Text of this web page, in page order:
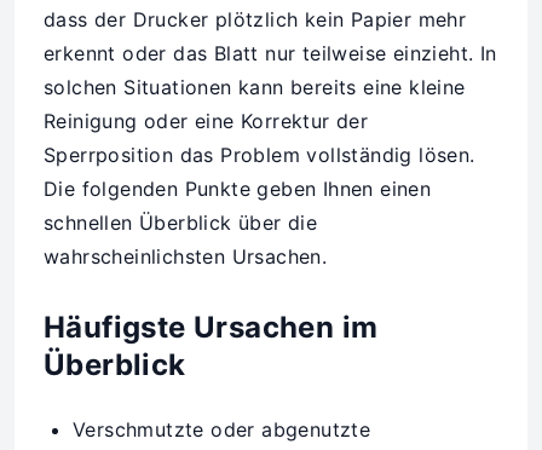
dass der Drucker plötzlich kein Papier mehr
erkennt oder das Blatt nur teilweise einzieht. In
solchen Situationen kann bereits eine kleine
Reinigung oder eine Korrektur der
Sperrposition das Problem vollständig lösen.
Die folgenden Punkte geben Ihnen einen
schnellen Überblick über die
wahrscheinlichsten Ursachen.
Häufigste Ursachen im
Überblick
Verschmutzte oder abgenutzte